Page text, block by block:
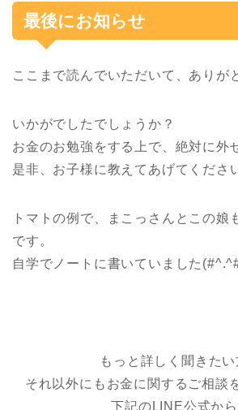
最後にお知らせ
ここまで読んでいただいて、ありが
いかがでしたでしょうか？
お金のお勉強をする上で、絶対に外
是非、お子様に教えてあげてくださ
トマトの例で、まこっさんとこの娘
です。
自学でノートに書いていました
もっと詳しく聞きたい
それ以外にもお金に関するご相談
下記のLINE公式から